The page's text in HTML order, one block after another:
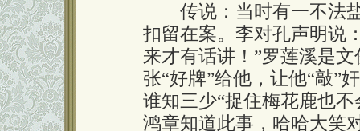
传说：当时有一不法盐
扣留在案。李对孔声明说
来才有话讲！”罗莲溪是
张“好牌”给他，让他“敲”
谁知三少“捉住梅花鹿也
鸿章知道此事，哈哈大笑